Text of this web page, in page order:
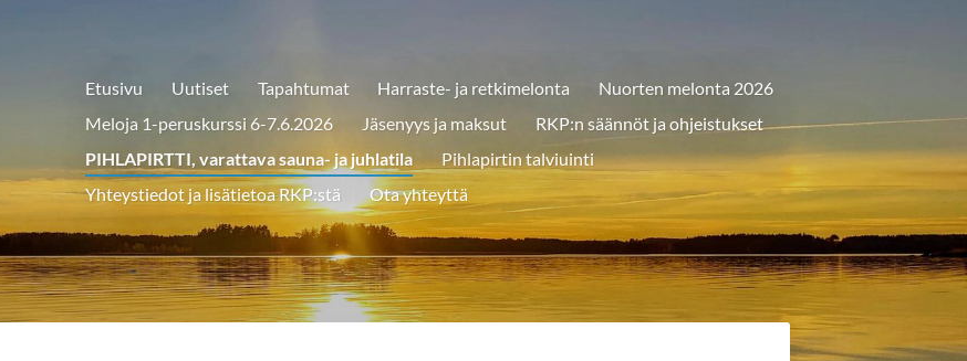
Etusivu Uutiset Tapahtumat Harraste- ja retkimelonta
Nuorten melonta 2026
Meloja 1-peruskurssi 6-7.6.2026
Jäsenyys ja maksut
RKP:n säännöt ja ohjeistukset
PIHLAPIRTTI, varattava sauna- ja juhlatila
Pihlapirtin talviuinti
Yhteystiedot ja lisätietoa RKP:stä
Ota yhteyttä